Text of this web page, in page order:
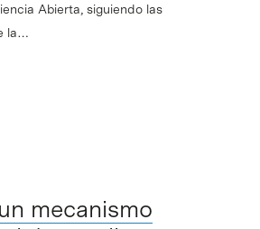
Abierta, siguiendo las
la…
mecanismo